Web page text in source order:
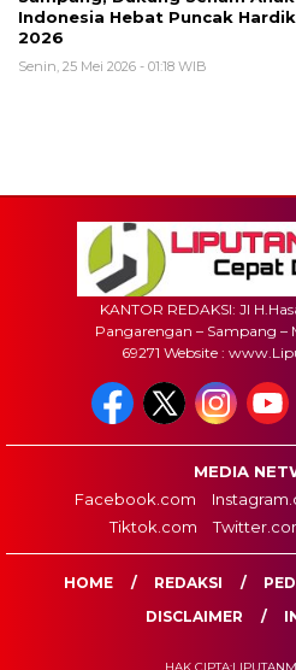
Indonesia Hebat Puncak
2026
Senin, 25 Mei 2026 - 01:18 WIB
KANTOR REDAKSI: Jl
Pangarengan – Sampang
69271 Website :
MEDIA
Facebook.com
Tiktok.com
HOME REDAKSI
DISCLAIMER